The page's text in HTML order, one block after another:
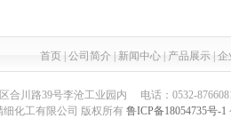
首页 公司简介 新闻中心 产品展示 企
合川路39号李沧工业园内 电话：0532-
细化工有限公司 版权所有 鲁ICP备18054735号-1